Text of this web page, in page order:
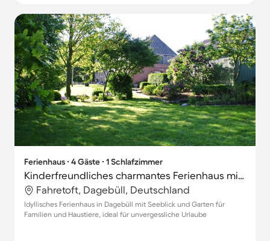
Ferienhaus ∙ 4 Gäste ∙ 1 Schlafzimmer
Kinderfreundliches charmantes Ferienhaus mit Terrasse, Garten und Grill | Seeblick | Haustiere erlaubt
Fahretoft, Dagebüll, Deutschland
Idyllisches Ferienhaus in Dagebüll mit Seeblick und Garten für
Familien und Haustiere, ideal für unvergessliche Urlaube